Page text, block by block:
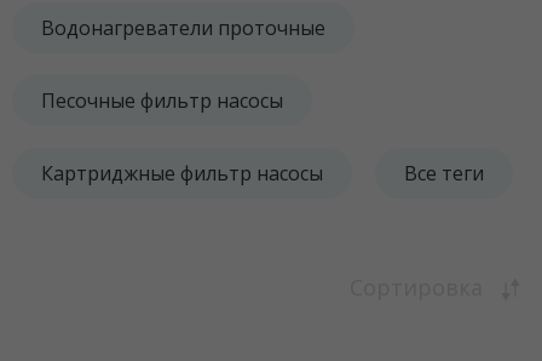
Водонагреватели проточные
Песочные фильтр насосы
Картриджные фильтр насосы Все теги